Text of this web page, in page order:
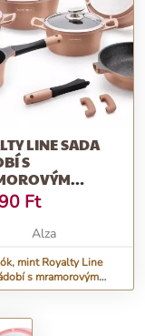
LINE SADA
S
14 KS CLICK
RL-ES1014M-
MĚDĚNÁ
Ft
Alza
mint Royalty Line
s mramorovým
14 ks CLICK SYSTÉM